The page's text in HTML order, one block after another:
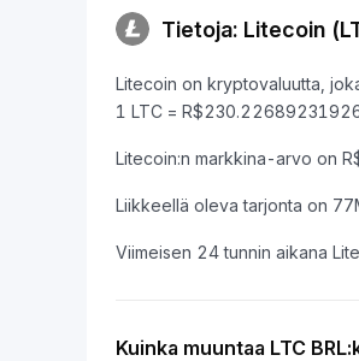
Tietoja: Litecoin
Litecoin on kryptovaluutta,
1 LTC =
Litecoin:n markkina-arvo on
Liikkeellä oleva tarjonta on
Viimeisen 24 tunnin aikana
Kuinka muuntaa LTC